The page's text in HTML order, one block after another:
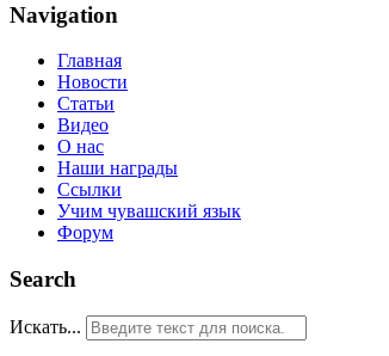
Navigation
Главная
Новости
Статьи
Видео
О нас
Наши награды
Ссылки
Учим чувашский язык
Форум
Search
Искать...